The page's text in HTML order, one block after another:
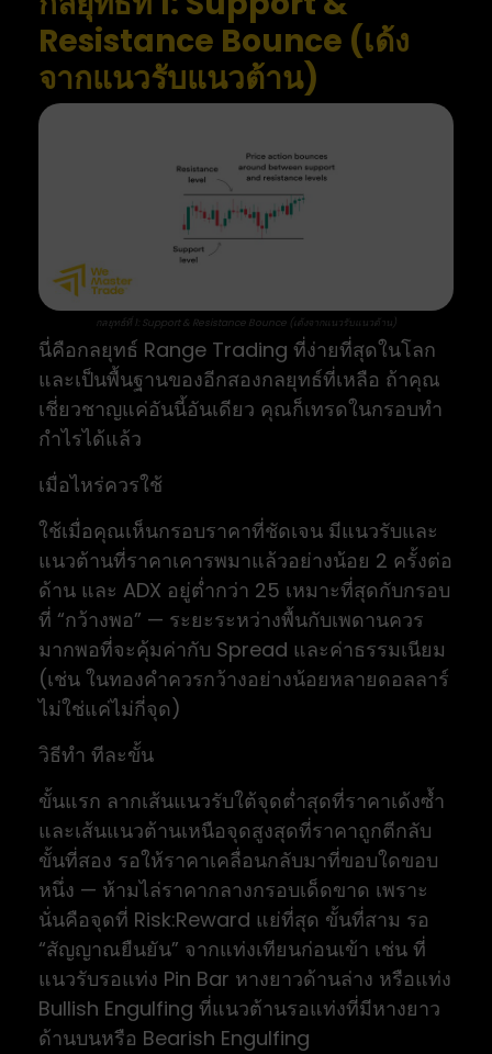
Resistance Bounce (เด้ง
จากแนวรับแนวต้าน)
กลยุทธ์ที่ 1: Support & Resistance Bounce (เด้งจากแนวรับแนวต้าน)
นี่คือกลยุทธ์ Range Trading ที่ง่ายที่สุดในโลก
และเป็นพื้นฐานของอีกสองกลยุทธ์ที่เหลือ ถ้าคุณ
เชี่ยวชาญแค่อันนี้อันเดียว คุณก็เทรดในกรอบทำ
กำไรได้แล้ว
เมื่อไหร่ควรใช้
ใช้เมื่อคุณเห็นกรอบราคาที่ชัดเจน มีแนวรับและ
แนวต้านที่ราคาเคารพมาแล้วอย่างน้อย 2 ครั้งต่อ
ด้าน และ ADX อยู่ต่ำกว่า 25 เหมาะที่สุดกับกรอบ
ที่ “กว้างพอ” — ระยะระหว่างพื้นกับเพดานควร
มากพอที่จะคุ้มค่ากับ Spread และค่าธรรมเนียม
(เช่น ในทองคำควรกว้างอย่างน้อยหลายดอลลาร์
ไม่ใช่แค่ไม่กี่จุด)
วิธีทำ ทีละขั้น
ขั้นแรก ลากเส้นแนวรับใต้จุดต่ำสุดที่ราคาเด้งซ้ำ
และเส้นแนวต้านเหนือจุดสูงสุดที่ราคาถูกตีกลับ
ขั้นที่สอง รอให้ราคาเคลื่อนกลับมาที่ขอบใดขอบ
หนึ่ง — ห้ามไล่ราคากลางกรอบเด็ดขาด เพราะ
นั่นคือจุดที่ Risk:Reward แย่ที่สุด ขั้นที่สาม รอ
“สัญญาณยืนยัน” จากแท่งเทียนก่อนเข้า เช่น ที่
แนวรับรอแท่ง Pin Bar หางยาวด้านล่าง หรือแท่ง
Bullish Engulfing ที่แนวต้านรอแท่งที่มีหางยาว
ด้านบนหรือ Bearish Engulfing